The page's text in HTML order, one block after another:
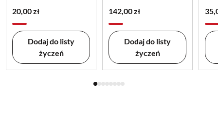
20,00 zł
Dodaj do listy
życzeń
142,00 zł
Dodaj do listy
życzeń